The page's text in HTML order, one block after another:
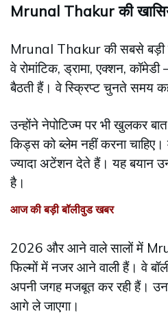
Mrunal Thakur की
Mrunal Thakur की सबसे बड़ी
वे रोमांटिक, ड्रामा, एक्शन,
बैठती हैं। वे स्क्रिप्ट चुनते समय
उन्होंने नेपोटिज्म पर भी खुलकर
किड्स को ब्लेम नहीं करना
ज्यादा अटेंशन देते हैं। यह बयान
है।
आज की बड़ी बॉलीवुड खबर
2026 और आने वाले सालों में
फिल्मों में नजर आने वाली हैं। वे
अपनी जगह मजबूत कर रही हैं।
आगे ले जाएगा।